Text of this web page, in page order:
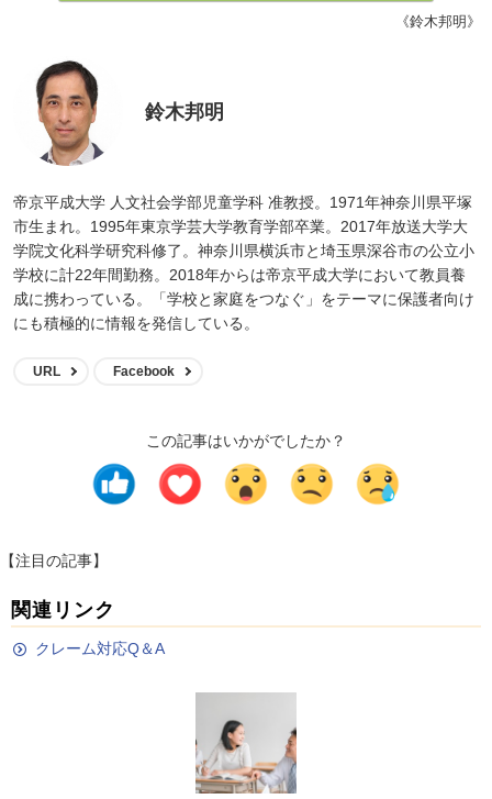
《鈴木邦明》
鈴木邦明
帝京平成大学 人文社会学部児童学科 准教授。1971年神奈川県平塚
市生まれ。1995年東京学芸大学教育学部卒業。2017年放送大学大
学院文化科学研究科修了。神奈川県横浜市と埼玉県深谷市の公立小
学校に計22年間勤務。2018年からは帝京平成大学において教員養
成に携わっている。「学校と家庭をつなぐ」をテーマに保護者向け
にも積極的に情報を発信している。
URL Facebook
この記事はいかがでしたか？
【注目の記事】
関連リンク
クレーム対応Q＆A